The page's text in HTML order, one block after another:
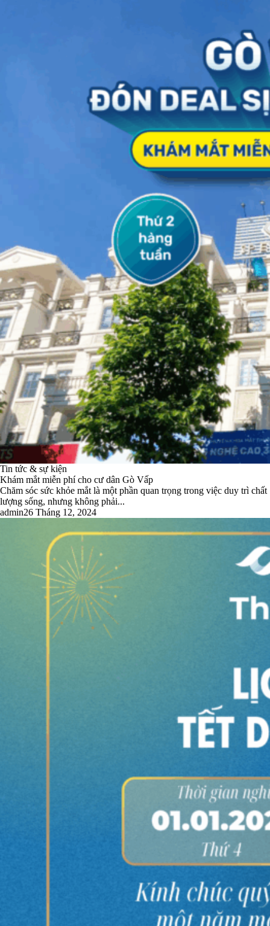
Tin tức & sự kiện
Khám mắt miễn phí cho cư dân Gò Vấp
Chăm sóc sức khỏe mắt là một phần quan trọng trong việc duy trì chất
lượng sống, nhưng không phải...
admin26 Tháng 12, 2024